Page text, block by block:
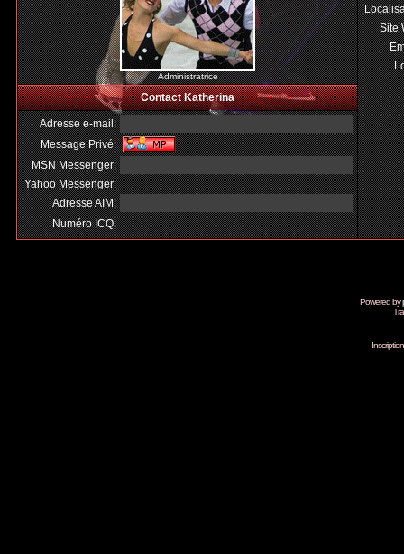
Administratrice
Site
Contact Katherina
Adresse e-mail:
Message Privé:
MSN Messenger:
Yahoo Messenger:
Adresse AIM:
Numéro ICQ:
Powered by